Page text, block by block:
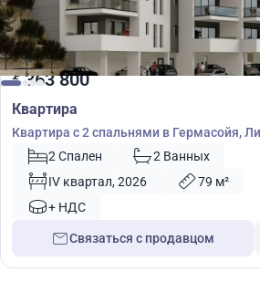
€363 800
Квартира
Квартира с 2 спальнями в Гермасойя,
Кипр № 55730
2 Спален
2 Ванных
IV квартал, 2026
79 м²
+ НДС
Связаться с продавцом